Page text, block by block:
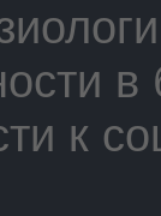
в
к